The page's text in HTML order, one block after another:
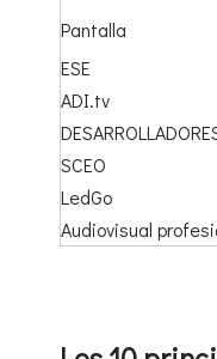
Pantalla
ESE
ADI.tv
SCEO
LedGo
Audiovisual